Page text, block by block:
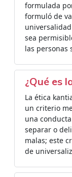
formulada
formuló de
sea
las personas
¿Qué es
La ética
un criterio
una
separar o
malas; este
de